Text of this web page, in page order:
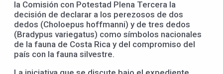
la Comisión con Potestad Plena Tercera la
decisión de declarar a los perezosos de dos
dedos (Choloepus hoffmanni) y de tres dedos
(Bradypus variegatus) como símbolos nacionales
de la fauna de Costa Rica y del compromiso del
país con la fauna silvestre.